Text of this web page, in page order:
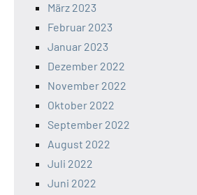
März 2023
Februar 2023
Januar 2023
Dezember 2022
November 2022
Oktober 2022
September 2022
August 2022
Juli 2022
Juni 2022